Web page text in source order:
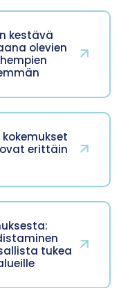
kestävä
olevien
erittäin
tukea